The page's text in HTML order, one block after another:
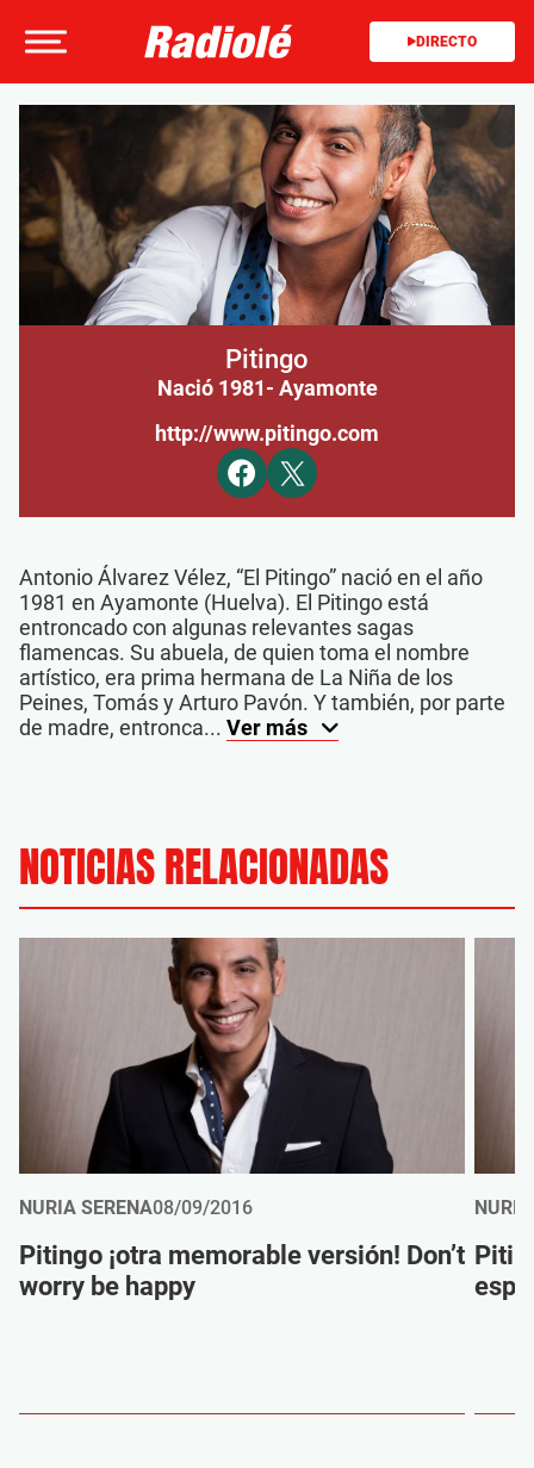
DIRECTO
Pitingo
Nació 1981- Ayamonte
http://www.pitingo.com
Antonio Álvarez Vélez, “El Pitingo” nació en el año
1981 en Ayamonte (Huelva). El Pitingo está
entroncado con algunas relevantes sagas
flamencas. Su abuela, de quien toma el nombre
artístico, era prima hermana de La Niña de los
Peines, Tomás y Arturo Pavón. Y también, por parte
de madre, entronca... Ver más
NOTICIAS RELACIONADAS
NURIA SERENA08/09/2016
Pitingo ¡otra memorable versión! Don’t
worry be happy